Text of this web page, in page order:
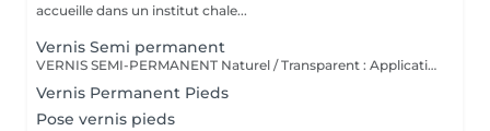
accueille dans un institut chale...
Vernis Semi permanent
VERNIS SEMI-PERMANENT Naturel / Transparent : Application d'un vernis semi-permanent neutre pour un effet soigné et discret. Couleur : Vernis semi-permanent coloré avec tenue longue durée (2-3 semaines). French : Bord libre blanc et base nude pour un look classique et élégant. Baby-Boomer : Dégradé subtil entre le blanc et le rose, effet fondu très tendance. Semi + Déco : Ajout de décoration (strass, paillettes, dessins) sur vernis semi-permanent. Gainage : Renforcement de l'ongle naturel avec rubber base + vernis semi-permanent pour plus de tenue.
Vernis Permanent Pieds
Pose vernis pieds